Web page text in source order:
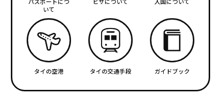
いて
タイの空港 タイの交通手段 ガイドブック